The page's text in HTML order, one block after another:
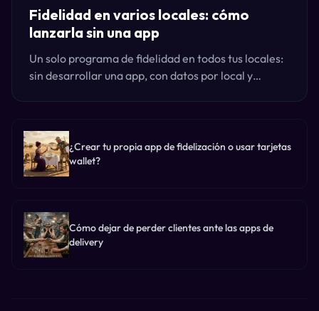
Fidelidad en varios locales: cómo
lanzarla sin una app
Un solo programa de fidelidad en todos tus locales:
sin desarrollar una app, con datos por local y
¿Crear tu propia app de fidelización o usar tarjetas
wallet?
Cómo dejar de perder clientes ante las apps de
delivery